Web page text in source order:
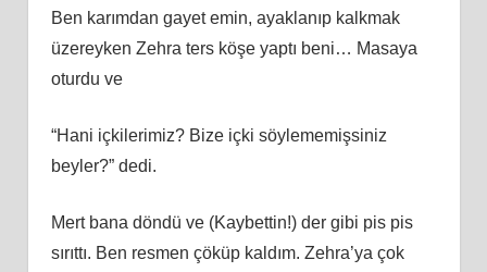
Ben karımdan gayet emin, ayaklanıp kalkmak
üzereyken Zehra ters köşe yaptı beni… Masaya
oturdu ve
“Hani içkilerimiz? Bize içki söylememişsiniz
beyler?” dedi.
Mert bana döndü ve (Kaybettin!) der gibi pis pis
sırıttı. Ben resmen çöküp kaldım. Zehra’ya çok